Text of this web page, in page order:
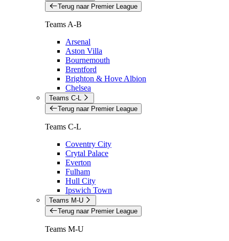
Terug naar Premier League
Teams A-B
Arsenal
Aston Villa
Bournemouth
Brentford
Brighton & Hove Albion
Chelsea
Teams C-L
Terug naar Premier League
Teams C-L
Coventry City
Crytal Palace
Everton
Fulham
Hull City
Ipswich Town
Teams M-U
Terug naar Premier League
Teams M-U